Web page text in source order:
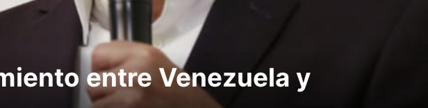
entre Venezuela y